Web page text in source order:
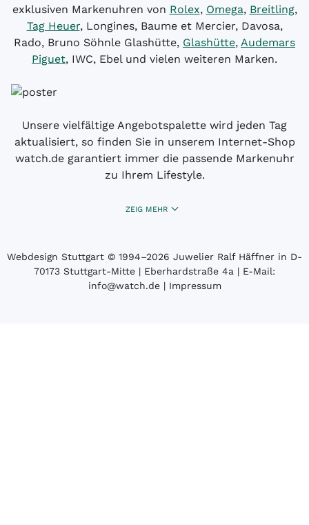
exklusiven Markenuhren von Rolex, Omega, Breitling,
Tag Heuer, Longines, Baume et Mercier, Davosa,
Rado, Bruno Söhnle Glashütte, Glashütte, Audemars
Piguet, IWC, Ebel und vielen weiteren Marken.
Unsere vielfältige Angebotspalette wird jeden Tag
aktualisiert, so finden Sie in unserem Internet-Shop
watch.de garantiert immer die passende Markenuhr
zu Ihrem Lifestyle.
ZEIG MEHR
Webdesign Stuttgart © 1994­–2026 Juwelier Ralf Häffner in D-
70173 Stuttgart-Mitte | Eberhardstraße 4a | E-Mail:
info@watch.de|Impressum